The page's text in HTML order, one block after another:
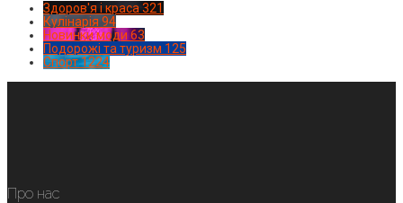
Здоров'я і краса 321
Кулінарія 94
Новинки моди 63
Подорожі та туризм 125
Спорт1224
Про нас